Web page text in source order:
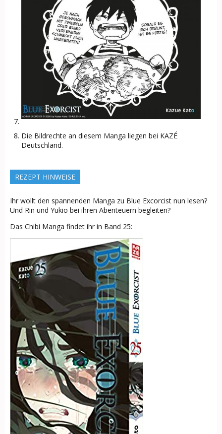
Die Bildrechte an diesem Manga liegen bei KAZÉ
Deutschland.
REZEPT HINWEISE
Ihr wollt den spannenden Manga zu Blue Excorcist nun lesen?
Und Rin und Yukio bei ihren Abenteuern begleiten?
Das Chibi Manga findet ihr in Band 25: